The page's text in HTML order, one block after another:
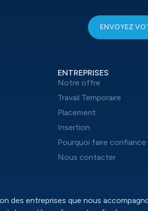
ENVOYEZ
ENTREPRISES
Notre offre
Travail Temporaire
Placement
Insertion
Pourquoi faire confiance
Nous contacter
des entreprises que nous